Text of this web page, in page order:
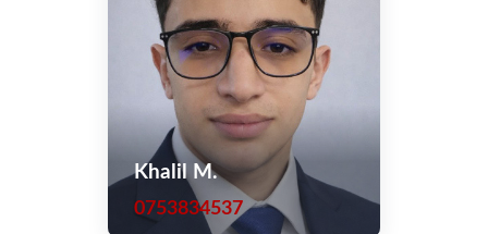
Khalil M.
0753834537